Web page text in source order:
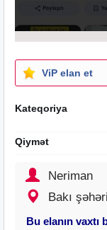
ViP elan et
Kateqoriya
Qiymət
Neriman
Bakı şəhəri
Bu elanın vaxtı